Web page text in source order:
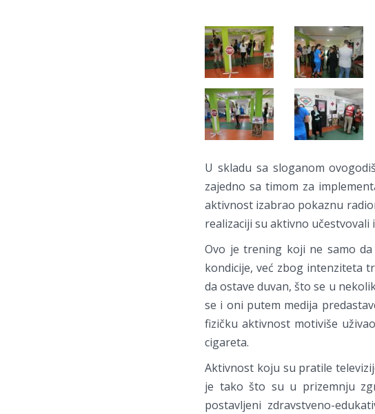
U skladu sa sloganom
zajedno sa timom za
aktivnost izabrao pokaznu
realizaciji su aktivno učestvovali
Ovo je trening koji ne samo
kondicije, već zbog intenziteta
da ostave duvan, što se u
se i oni putem medija
fizičku aktivnost motiviše
cigareta.
Aktivnost koju su pratile
je tako što su u prizemnju
postavljeni zdravstveno-